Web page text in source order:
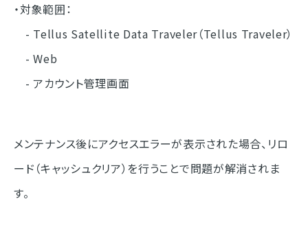
・対象範囲：
- Tellus Satellite Data Traveler（Tellus Traveler）
- Web
- アカウント管理画面
メンテナンス後にアクセスエラーが表示された場合、リロ
ード（キャッシュクリア）を行うことで問題が解消されま
す。